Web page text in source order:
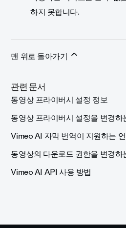
하지 못합니다.
맨 위로 돌아가기
관련 문서
동영상 프라이버시 설정 정보
동영상 프라이버시 설정을 변경하
Vimeo AI 자막 번역이 지원하는
동영상의 다운로드 권한을 변경하
Vimeo AI API 사용 방법